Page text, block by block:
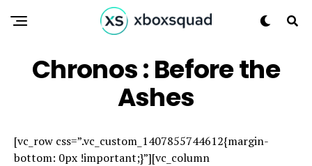
Chronos : Before the
Ashes
[vc_row css=”.vc_custom_1407855744612{margin-
bottom: 0px !important;}”][vc_column